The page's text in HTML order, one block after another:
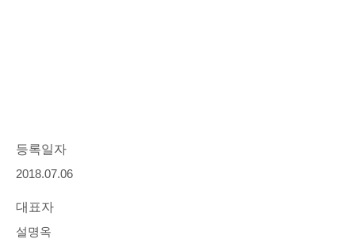
등록일자
2018.07.06
대표자
설명옥